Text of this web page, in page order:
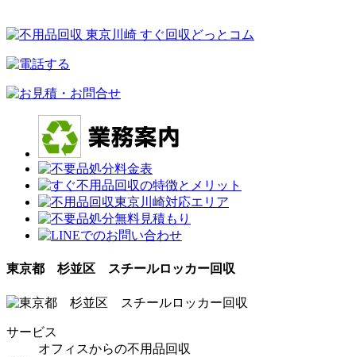
東京都 杉並区 スチールロッカー回収
サービス
オフィスからの不用品回収